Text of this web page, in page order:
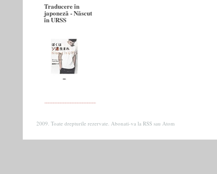
Traducere în
japoneză - Născut
în URSS
2009. Toate drepturile rezervate. Abonati-va la RSS sau Atom